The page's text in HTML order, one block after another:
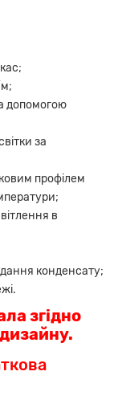
м;
допомогою
за
профілем
в
конденсату;
згідно